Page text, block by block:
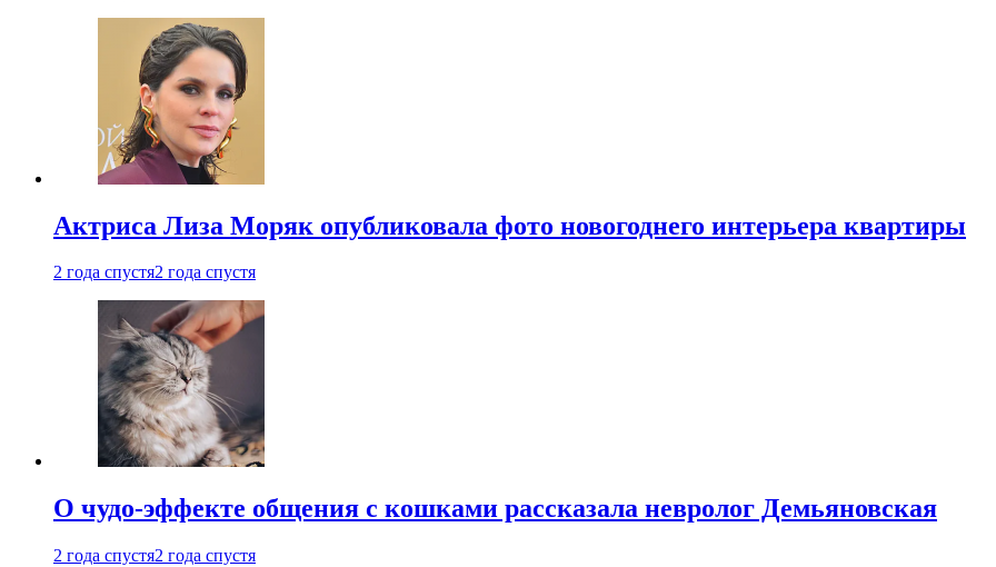
Актриса Лиза Моряк опубликовала фото новогоднего интерьера квартиры
2 года спустя2 года спустя
О чудо-эффекте общения с кошками рассказала невролог Демьяновская
2 года спустя2 года спустя